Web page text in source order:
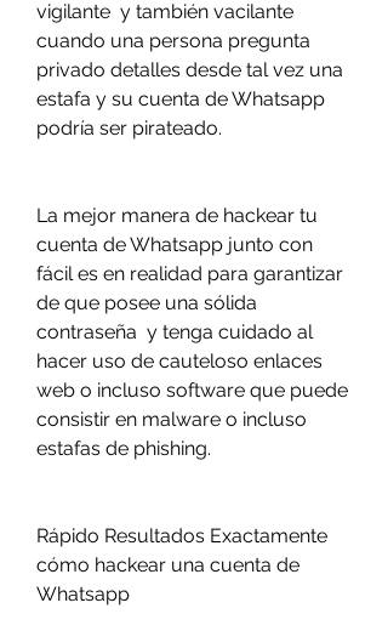
vigilante  y también vacilante
cuando una persona pregunta
privado detalles desde tal vez una
estafa y su cuenta de Whatsapp
podría ser pirateado.
La mejor manera de hackear tu
cuenta de Whatsapp junto con
fácil es en realidad para garantizar
de que posee una sólida
contraseña  y tenga cuidado al
hacer uso de cauteloso enlaces
web o incluso software que puede
consistir en malware o incluso
estafas de phishing.
Rápido Resultados Exactamente
cómo hackear una cuenta de
Whatsapp